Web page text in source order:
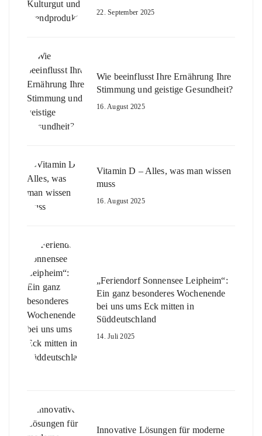
22. September 2025
Wie beeinflusst Ihre Ernährung Ihre
Stimmung und geistige Gesundheit?
16. August 2025
Vitamin D – Alles, was man wissen
muss
16. August 2025
„Feriendorf Sonnensee Leipheim“:
Ein ganz besonderes Wochenende
bei uns ums Eck mitten in
Süddeutschland
14. Juli 2025
Innovative Lösungen für moderne